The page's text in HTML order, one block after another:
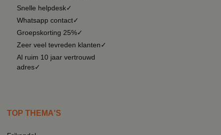
Snelle helpdesk✓
Whatsapp contact✓
Groepskorting 25%✓
Zeer veel tevreden klanten✓
Al ruim 10 jaar vertrouwd
adres✓
TOP THEMA'S